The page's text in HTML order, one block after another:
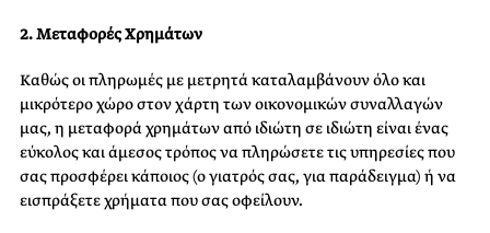
2. Μεταφορές Χρημάτων
Καθώς οι πληρωμές με μετρητά καταλαμβάνουν όλο και
μικρότερο χώρο στον χάρτη των οικονομικών συναλλαγών
μας, η μεταφορά χρημάτων από ιδιώτη σε ιδιώτη είναι ένας
εύκολος και άμεσος τρόπος να πληρώσετε τις υπηρεσίες που
σας προσφέρει κάποιος (ο γιατρός σας, για παράδειγμα) ή να
εισπράξετε χρήματα που σας οφείλουν.